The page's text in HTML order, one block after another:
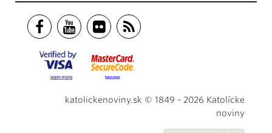
katolickenoviny.sk © 1849 - 2026 Katolícke
noviny